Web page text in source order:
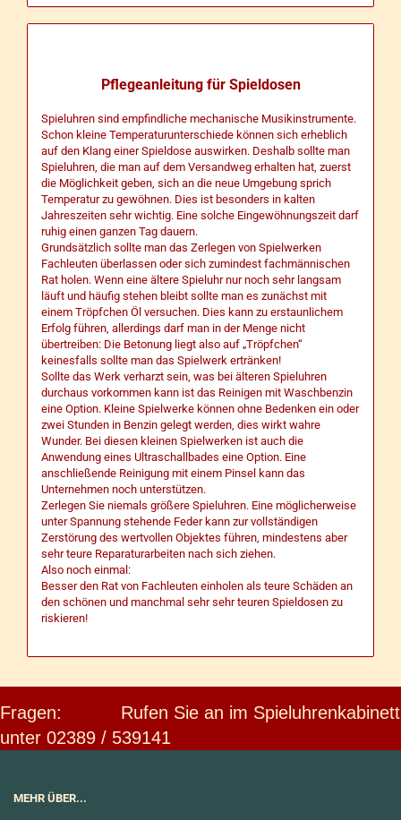
Pflegeanleitung für Spieldosen
Spieluhren sind empfindliche mechanische Musikinstrumente.
Schon kleine Temperaturunterschiede können sich erheblich
auf den Klang einer Spieldose auswirken. Deshalb sollte man
Spieluhren, die man auf dem Versandweg erhalten hat, zuerst
die Möglichkeit geben, sich an die neue Umgebung sprich
Temperatur zu gewöhnen. Dies ist besonders in kalten
Jahreszeiten sehr wichtig. Eine solche Eingewöhnungszeit darf
ruhig einen ganzen Tag dauern.
Grundsätzlich sollte man das Zerlegen von Spielwerken
Fachleuten überlassen oder sich zumindest fachmännischen
Rat holen. Wenn eine ältere Spieluhr nur noch sehr langsam
läuft und häufig stehen bleibt sollte man es zunächst mit
einem Tröpfchen Öl versuchen. Dies kann zu erstaunlichem
Erfolg führen, allerdings darf man in der Menge nicht
übertreiben: Die Betonung liegt also auf „Tröpfchen“
keinesfalls sollte man das Spielwerk ertränken!
Sollte das Werk verharzt sein, was bei älteren Spieluhren
durchaus vorkommen kann ist das Reinigen mit Waschbenzin
eine Option. Kleine Spielwerke können ohne Bedenken ein oder
zwei Stunden in Benzin gelegt werden, dies wirkt wahre
Wunder. Bei diesen kleinen Spielwerken ist auch die
Anwendung eines Ultraschallbades eine Option. Eine
anschließende Reinigung mit einem Pinsel kann das
Unternehmen noch unterstützen.
Zerlegen Sie niemals größere Spieluhren. Eine möglicherweise
unter Spannung stehende Feder kann zur vollständigen
Zerstörung des wertvollen Objektes führen, mindestens aber
sehr teure Reparaturarbeiten nach sich ziehen.
Also noch einmal:
Besser den Rat von Fachleuten einholen als teure Schäden an
den schönen und manchmal sehr sehr teuren Spieldosen zu
riskieren!
Fragen: Rufen Sie an im Spieluhrenkabinett
unter 02389 / 539141
MEHR ÜBER...